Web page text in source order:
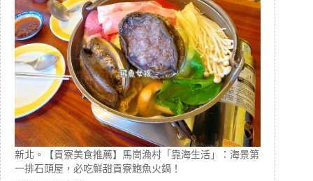
新北。【貢寮美食推薦】馬崗漁村「靠海生活」：海景第
一排石頭屋，必吃鮮甜貢寮鮑魚火鍋！